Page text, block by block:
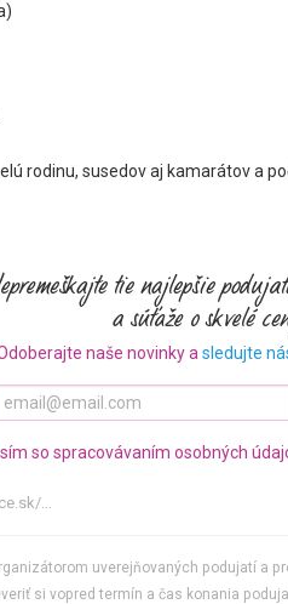
rodinu, susedov aj kamarátov a
naše novinky a sledujte
so spracovávaním osobných
...
uverejňovaných podujatí a
si vopred termín a čas konania